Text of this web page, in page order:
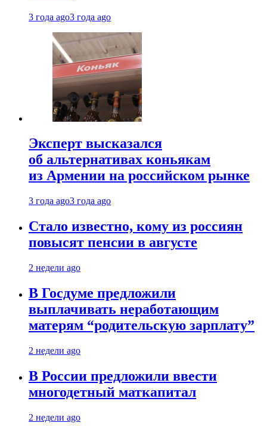
3 года ago3 года ago
Эксперт высказался
об альтернативах коньякам
из Армении на российском рынке
3 года ago3 года ago
Стало известно, кому из россиян
повысят пенсии в августе
2 недели ago
В Госдуме предложили
выплачивать неработающим
матерям “родительскую зарплату”
2 недели ago
В России предложили ввести
многодетный маткапитал
2 недели ago